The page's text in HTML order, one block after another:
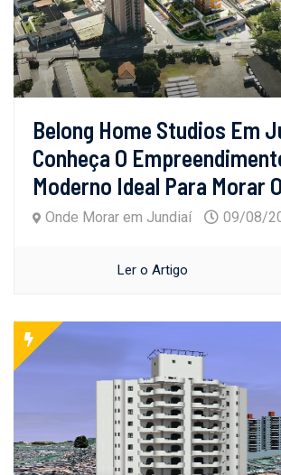
Belong Home Studios Em
Conheça O
Moderno Ideal Para Morar
Onde Morar em Jundiaí 09/08/
Ler o Artigo